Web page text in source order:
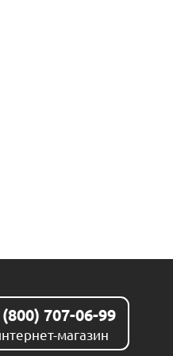
707-06-99
магазин